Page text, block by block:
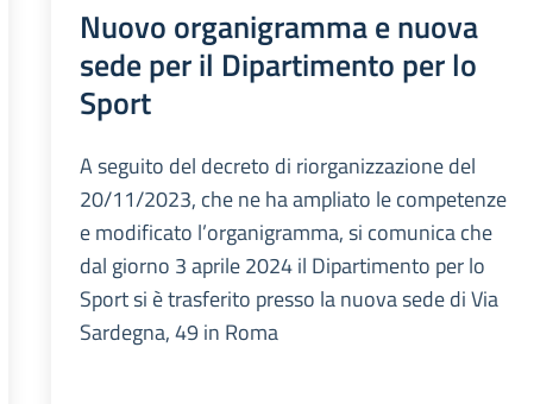
Nuovo organigramma e nuova
sede per il Dipartimento per lo
Sport
A seguito del decreto di riorganizzazione del
20/11/2023, che ne ha ampliato le competenze
e modificato l’organigramma, si comunica che
dal giorno 3 aprile 2024 il Dipartimento per lo
Sport si è trasferito presso la nuova sede di Via
Sardegna, 49 in Roma